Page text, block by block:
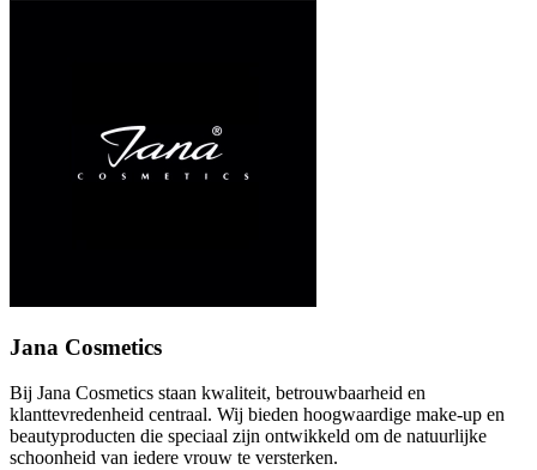
Jana Cosmetics
Bij Jana Cosmetics staan kwaliteit, betrouwbaarheid en
klanttevredenheid centraal. Wij bieden hoogwaardige make-up en
beautyproducten die speciaal zijn ontwikkeld om de natuurlijke
schoonheid van iedere vrouw te versterken.